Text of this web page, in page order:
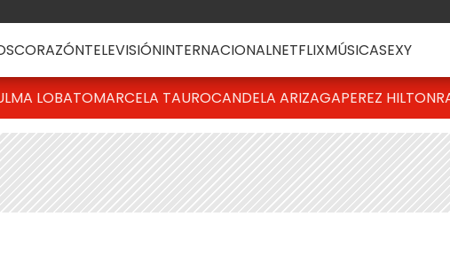
CORAZÓNTELEVISIÓNINTERNACIONALNETFLIXMÚSICASEXY
LOBATOMARCELA TAUROCANDELA ARIZAGAPEREZ HILTON